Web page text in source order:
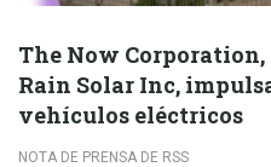
The Now
Rain Solar Inc,
vehículos eléctricos
NOTA DE PRENSA DE RSS